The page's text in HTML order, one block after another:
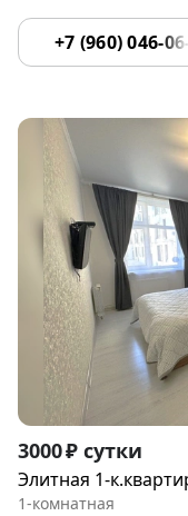
+7 (960) 046-06-
Item
1
of
3000 ₽ сутки
Элитная 1-
1-комнатная